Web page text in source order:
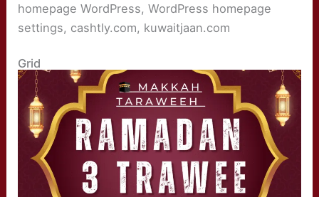
homepage WordPress, WordPress homepage
settings, cashtly.com, kuwaitjaan.com
Grid